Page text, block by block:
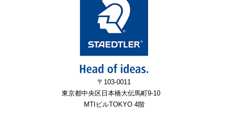
〒103-0011
東京都中央区日本橋大伝馬町9-10
MTIビルTOKYO 4階